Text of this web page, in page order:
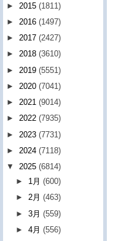
► 2015 (1811)
► 2016 (1497)
► 2017 (2427)
► 2018 (3610)
► 2019 (5551)
► 2020 (7041)
► 2021 (9014)
► 2022 (7935)
► 2023 (7731)
► 2024 (7118)
▼ 2025 (6814)
► 1月(600)
►2月(463)
►3月(559)
►4月(556)